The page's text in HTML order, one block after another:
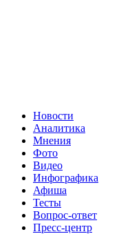
Новости
Аналитика
Мнения
Фото
Видео
Инфографика
Афиша
Тесты
Вопрос-ответ
Пресс-центр